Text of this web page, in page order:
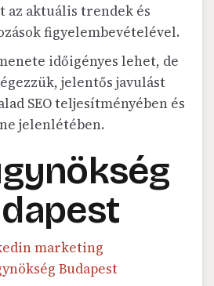
az aktuális trendek és
figyelembevételével.
időigényes lehet, de
jelentős javulást
SEO teljesítményében és
jelenlétében.
marketing
Budapest